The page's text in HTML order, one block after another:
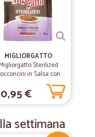
MIGLIORGATTO
Migliorgatto Sterilized
in Salsa con
Agnello e Verdure 85 gr.
0,95 €
settimana